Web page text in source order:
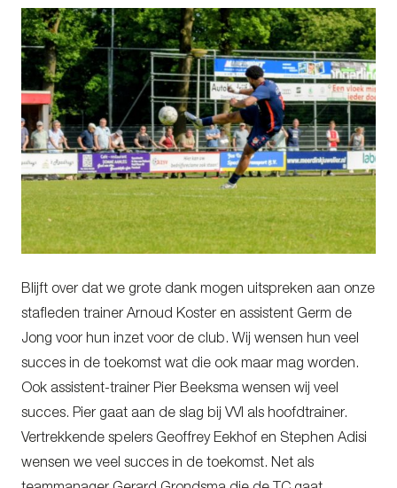
Blijft over dat we grote dank mogen uitspreken aan onze
stafleden trainer Arnoud Koster en assistent Germ de
Jong voor hun inzet voor de club. Wij wensen hun veel
succes in de toekomst wat die ook maar mag worden.
Ook assistent-trainer Pier Beeksma wensen wij veel
succes. Pier gaat aan de slag bij VVI als hoofdtrainer.
Vertrekkende spelers Geoffrey Eekhof en Stephen Adisi
wensen we veel succes in de toekomst. Net als